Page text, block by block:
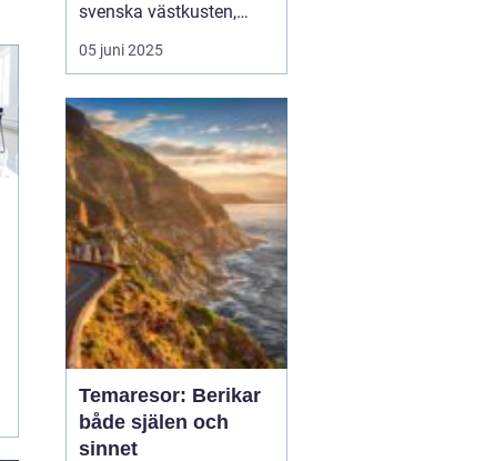
svenska västkusten,
lockar besökare från när
och fjärran med sin rika
omgivningar. När man
planerar ett besök hit,
spelar valet av...
05 juni 2025
Temaresor: Berikar
både själen och
sinnet